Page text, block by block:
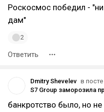
Роскосмос победил -
дам"
2
Ответить
Dmitry Shevelev в посте
банкротство было, но